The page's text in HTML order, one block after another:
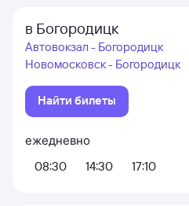
в Богородицк
Автовокзал - Богородицк
Новомосковск - Богородицк
Найти билеты
ежедневно
08:30
14:30 17:10